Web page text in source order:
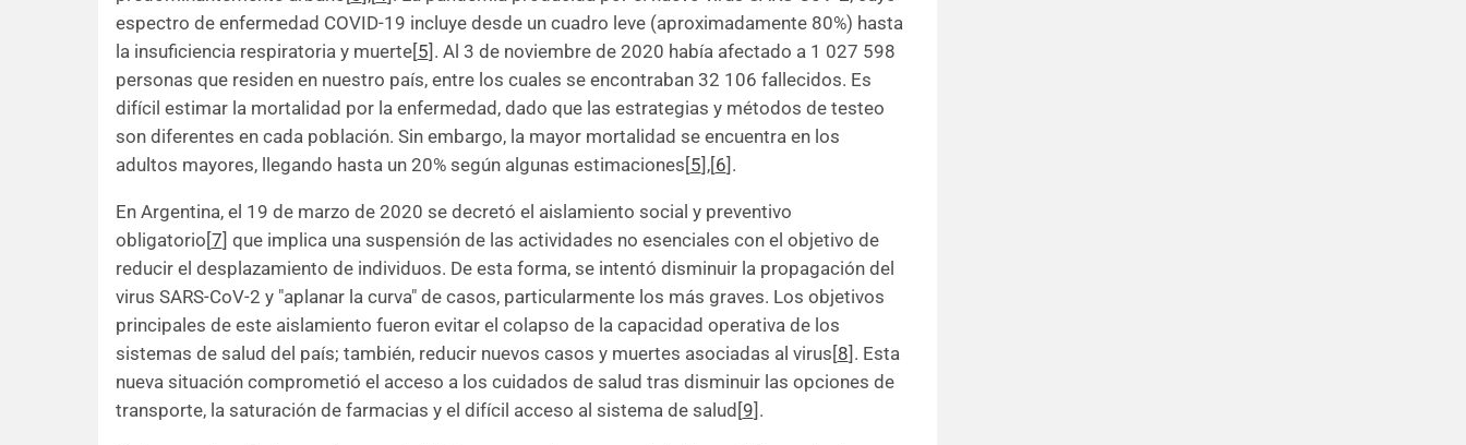
espectro de enfermedad COVID-19 incluye desde un cuadro leve (aproximadamente 80%) hasta
la insuficiencia respiratoria y muerte[5]. Al 3 de noviembre de 2020 había afectado a 1 027 598
personas que residen en nuestro país, entre los cuales se encontraban 32 106 fallecidos. Es
difícil estimar la mortalidad por la enfermedad, dado que las estrategias y métodos de testeo
son diferentes en cada población. Sin embargo, la mayor mortalidad se encuentra en los
adultos mayores, llegando hasta un 20% según algunas estimaciones[5],[6].
En Argentina, el 19 de marzo de 2020 se decretó el aislamiento social y preventivo
obligatorio[7] que implica una suspensión de las actividades no esenciales con el objetivo de
reducir el desplazamiento de individuos. De esta forma, se intentó disminuir la propagación del
virus SARS-CoV-2 y "aplanar la curva" de casos, particularmente los más graves. Los objetivos
principales de este aislamiento fueron evitar el colapso de la capacidad operativa de los
sistemas de salud del país; también, reducir nuevos casos y muertes asociadas al virus[8]. Esta
nueva situación comprometió el acceso a los cuidados de salud tras disminuir las opciones de
transporte, la saturación de farmacias y el difícil acceso al sistema de salud[9].